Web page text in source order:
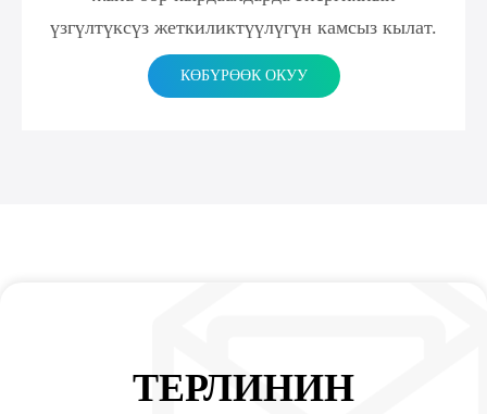
үзгүлтүксүз жеткиликтүүлүгүн камсыз кылат.
КӨБҮРӨӨК ОКУУ
ТЕРЛИНИН